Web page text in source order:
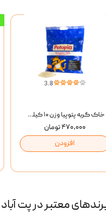
خاک گربه پتوپیا وزن ۱۰ کیلوگرم
۴۷۰,۰۰۰ تومان
افزودن
معتبر در پت آباد